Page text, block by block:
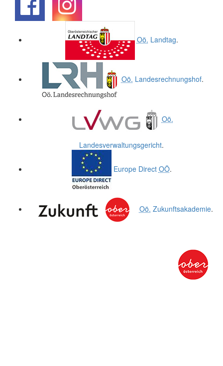
Oö. Landtag.
Oö. Landesrechnungshof.
Oö.
Landesverwaltungsgericht.
Europe Direct OÖ.
Oö. Zukunftsakademie.